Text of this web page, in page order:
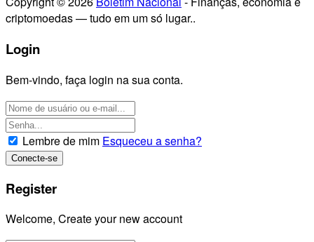
criptomoedas — tudo em um só lugar..
Login
Bem-vindo, faça login na sua conta.
Lembre de mim Esqueceu a senha?
Register
Welcome, Create your new account